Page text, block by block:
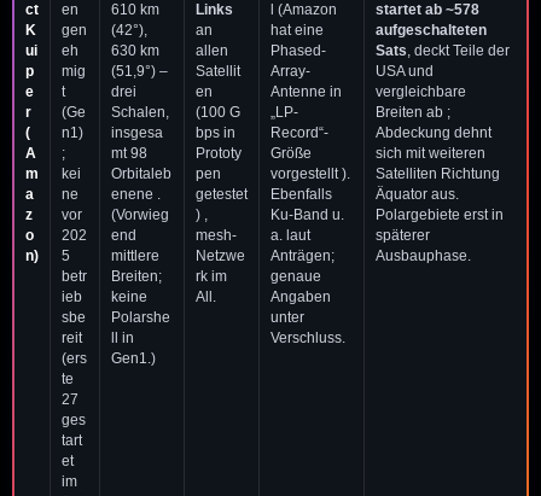
ct
K
ui
p
e
r
(
A
m
a
z
o
n)
en
gen
eh
mig
t
(Ge
n1)
;
kei
ne
vor
202
5
betr
ieb
sbe
reit
(ers
te
27
ges
tart
et
im
610 km
(42°),
630 km
(51,9°) –
drei
Schalen,
insgesa
mt 98
Orbitaleb
enene .
(Vorwieg
end
mittlere
Breiten;
keine
Polarshe
ll in
Gen1.)
Links
an
allen
Satellit
en
(100 G
bps in
Prototy
pen
getestet
) ,
mesh-
Netzwe
rk im
All.
l (Amazon
hat eine
Phased-
Array-
Antenne in
„LP-
Record“-
Größe
vorgestellt ).
Ebenfalls
Ku-Band u.
a. laut
Anträgen;
genaue
Angaben
unter
Verschluss.
startet ab ~578
aufgeschalteten
Sats, deckt Teile der
USA und
vergleichbare
Breiten ab ;
Abdeckung dehnt
sich mit weiteren
Satelliten Richtung
Äquator aus.
Polargebiete erst in
späterer
Ausbauphase.